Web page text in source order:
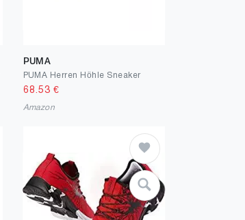
PUMA
PUMA Herren Höhle Sneaker
68.53 €
Amazon